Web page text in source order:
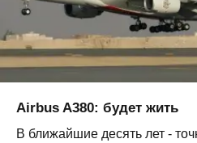
Airbus A380: будет жить
В ближайшие десять лет -